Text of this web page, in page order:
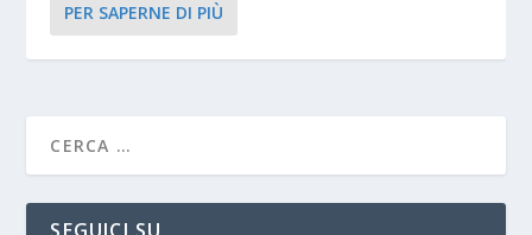
PER SAPERNE DI PIÙ